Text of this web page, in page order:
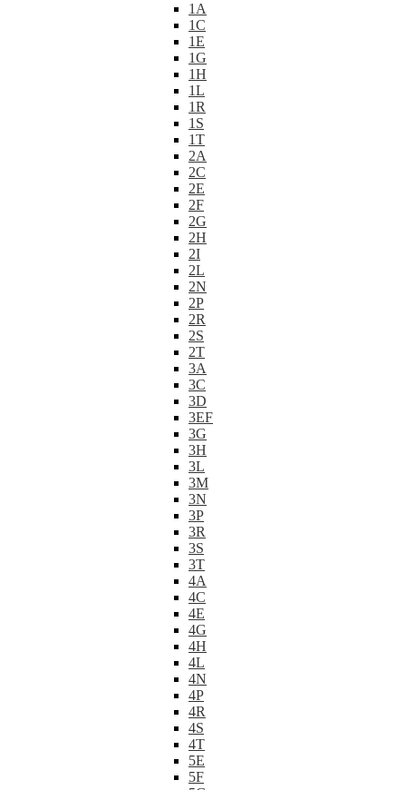
1A
1C
1E
1G
1H
1L
1R
1S
1T
2A
2C
2E
2F
2G
2H
2I
2L
2N
2P
2R
2S
2T
3A
3C
3D
3EF
3G
3H
3L
3M
3N
3P
3R
3S
3T
4A
4C
4E
4G
4H
4L
4N
4P
4R
4S
4T
5E
5F